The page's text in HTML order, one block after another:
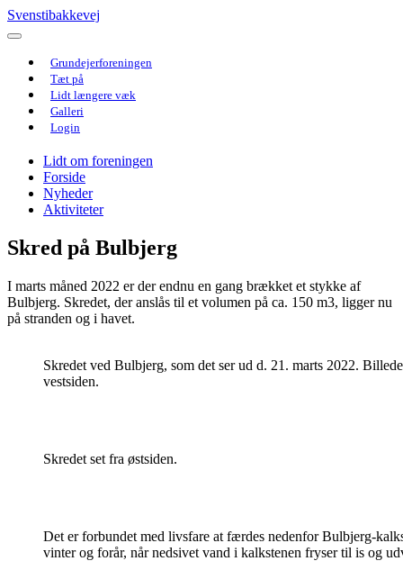
Svenstibakkevej
Grundejerforeningen
Tæt på
Lidt længere væk
Galleri
Login
Lidt om foreningen
Forside
Nyheder
Aktiviteter
Skred på Bulbjerg
I marts måned 2022 er der endnu en gang brækket et stykke af
Bulbjerg. Skredet, der anslås til et volumen på ca. 150 m3, ligger nu
på stranden og i havet.
Skredet ved Bulbjerg, som det ser ud d. 21. marts 2022.
vestsiden.
Skredet set fra østsiden.
Det er forbundet med livsfare at færdes nedenfor Bulbjerg-
vinter og forår, når nedsivet vand i kalkstenen fryser til is og